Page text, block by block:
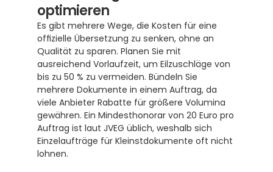
optimieren
Es gibt mehrere Wege, die Kosten für eine
offizielle Übersetzung zu senken, ohne an
Qualität zu sparen. Planen Sie mit
ausreichend Vorlaufzeit, um Eilzuschläge von
bis zu 50 % zu vermeiden. Bündeln Sie
mehrere Dokumente in einem Auftrag, da
viele Anbieter Rabatte für größere Volumina
gewähren. Ein Mindesthonorar von 20 Euro pro
Auftrag ist laut JVEG üblich, weshalb sich
Einzelaufträge für Kleinstdokumente oft nicht
lohnen.